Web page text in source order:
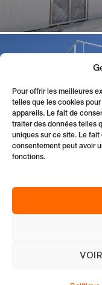
Pour offrir les meilleures
telles que les cookies
appareils. Le fait de
traiter des données telles
uniques sur ce site. Le
consentement peut avoir
fonctions.
Innover